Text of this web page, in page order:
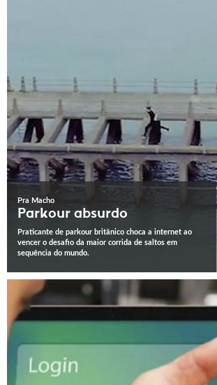
Pra Macho
Parkour absurdo
Praticante de parkour britânico choca a internet ao
vencer o desafio da maior corrida de saltos em
sequência do mundo.